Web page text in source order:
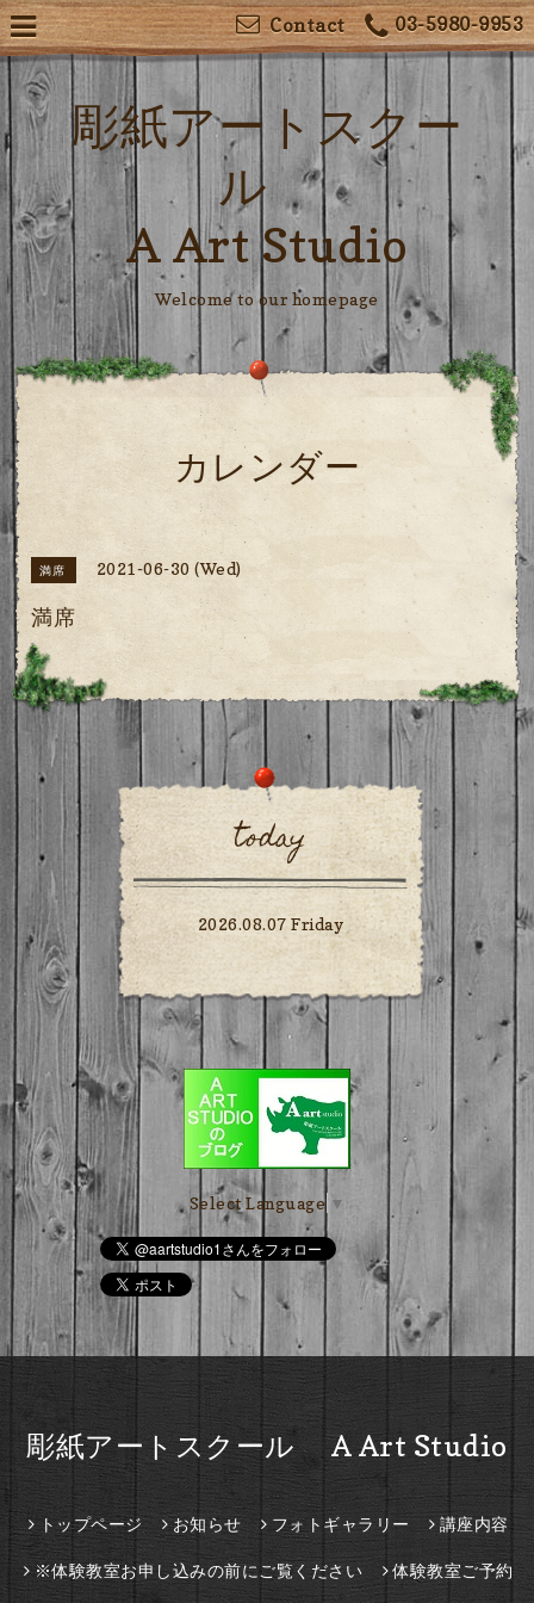
03-5980-9953
Contact
彫紙アートスクー
ル
A Art Studio
Welcome to our homepage
カレンダー
満席 2021-06-30 (Wed)
満席
today
2026.08.07 Friday
Select Language ▼
彫紙アートスクール A Art Studio
トップページ お知らせ フォトギャラリー 講座内容
※体験教室お申し込みの前にご覧ください 体験教室ご予約